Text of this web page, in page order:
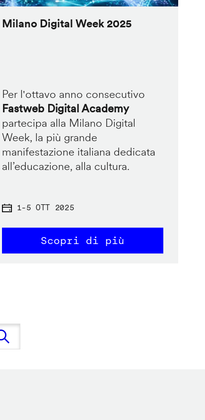
Milano Digital Week 2025
Per l'ottavo anno consecutivo
Fastweb Digital Academy
partecipa alla Milano Digital
Week, la più grande
manifestazione italiana dedicata
all’educazione, alla cultura.
1-5 OTT 2025
Scopri di più